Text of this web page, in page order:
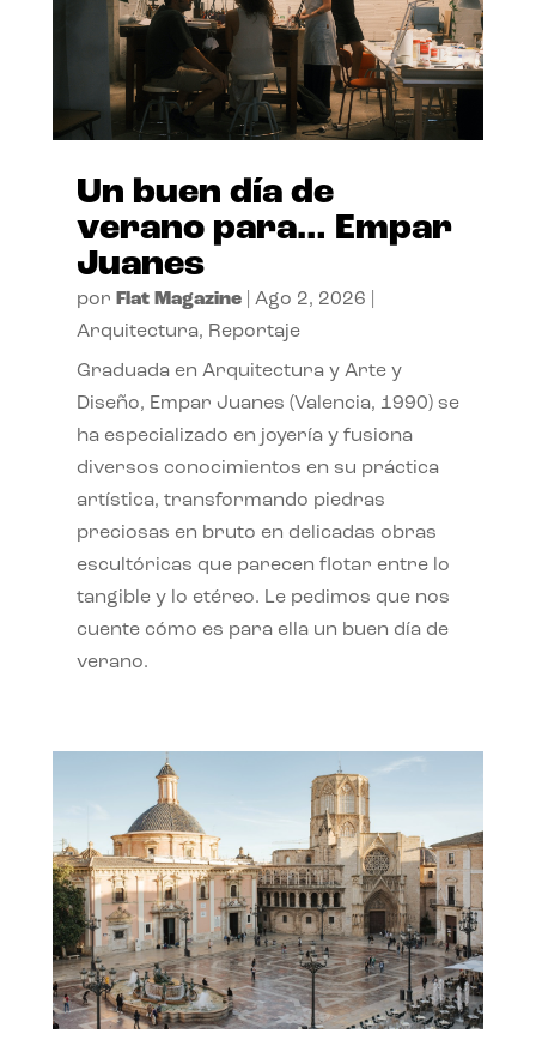
Un buen día de
verano para… Empar
Juanes
por Flat Magazine| Ago 2, 2026
Arquitectura, Reportaje
Graduada en Arquitectura y Arte y
Diseño, Empar Juanes (Valencia, 1990) se
ha especializado en joyería y fusiona
diversos conocimientos en su práctica
artística, transformando piedras
preciosas en bruto en delicadas obras
escultóricas que parecen flotar entre lo
tangible y lo etéreo. Le pedimos que nos
cuente cómo es para ella un buen día de
verano.